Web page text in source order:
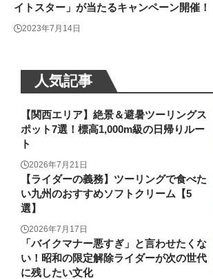
イトスター」が当たるキャンペーン開催！
2023年7月14日
人気記事
【関西エリア】絶景＆避暑ツーリングス
ポット7選！標高1,000m級の日帰りルー
ト
2026年7月21日
【ライダーの義務】ツーリングで食べた
い九州のおすすめソフトクリーム【5
選】
2026年7月17日
「バイクマナー悪すぎ」と言わせたくな
い！昭和の限定解除ライダーが次の世代
に残したい文化